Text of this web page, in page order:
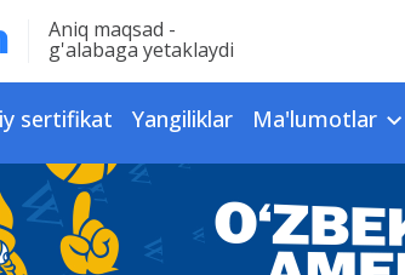
Aniq maqsad -
g'alabaga yetaklaydi
sertifikat Yangiliklar Ma'lumotlar